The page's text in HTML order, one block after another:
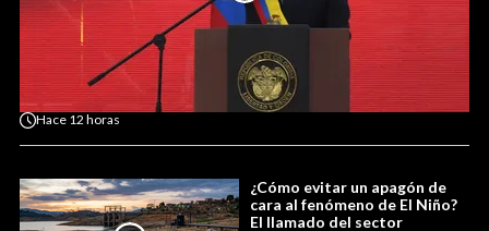
Hace 12 horas
¿Cómo evitar un apagón de
cara al fenómeno de El Niño?
El llamado del sector